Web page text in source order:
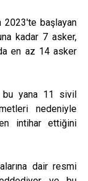
2023'te başlayan
kadar 7 asker,
en az 14 asker
bu yana 11 sivil
nedeniyle
intihar ettiğini
dair resmi